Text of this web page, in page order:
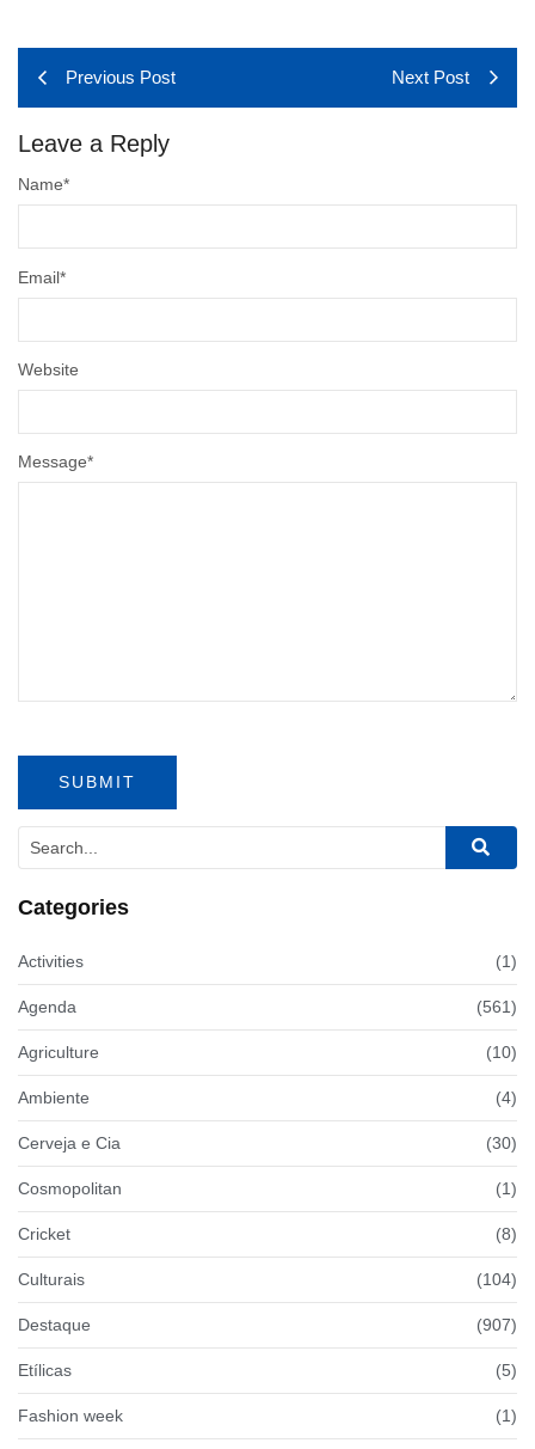
Previous Post Next Post
Leave a Reply
Message*
Name*
Email*
Website
Categories
Activities (1)
Agenda (561)
Agriculture (10)
Ambiente (4)
Cerveja e Cia (30)
Cosmopolitan (1)
Cricket (8)
Culturais (104)
Destaque (907)
Etílicas (5)
Fashion week (1)